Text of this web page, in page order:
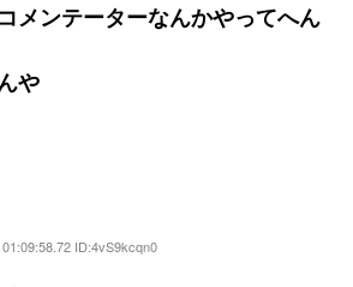
メンテーターなんかやってへん
や
ID:4vS9kcqn0